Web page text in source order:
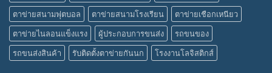
ตาข่ายสนามฟุตบอล
ตาข่ายสนามโรงเรียน
ตาข่ายเชือกเหนียว
ตาข่ายไนลอนแข็งแรง
ผู้ประกอบการขนส่ง
รถขนของ
รถขนส่งสินค้า
รับติดตั้งตาข่ายกันนก โรงงานโลจิสติกส์